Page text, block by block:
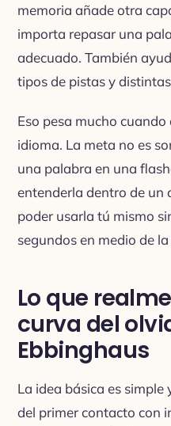
memoria añade otra
importa repasar una
adecuado. También
tipos de pistas y
Eso pesa mucho
idioma. La meta no es
una palabra en una
entenderla dentro de un
poder usarla tú mismo
segundos en medio de
Lo que
curva del
Ebbinghaus
La idea básica es simple
del primer contacto con